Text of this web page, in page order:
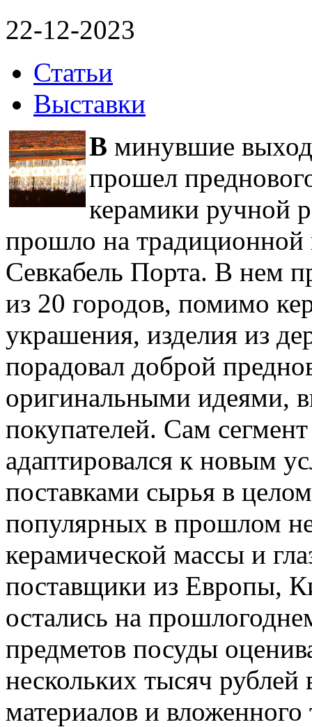
22-12-2023
Статьи
Выставки
В минувшие
прошел
керамики ручной
прошло на
Севкабель Порта. В нем
из 20 городов, помимо
украшения, изделия из
порадовал доброй
оригинальными идеями,
покупателей. Сам
адаптировался к новым
поставками сырья в
популярных в прошлом
керамической массы и
поставщики из Европы,
остались на
предметов посуды
нескольких тысяч рублей
материалов и вложенного